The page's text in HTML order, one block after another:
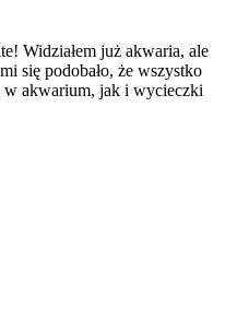
Widziałem już akwaria, ale
się podobało, że wszystko
w akwarium, jak i wycieczki